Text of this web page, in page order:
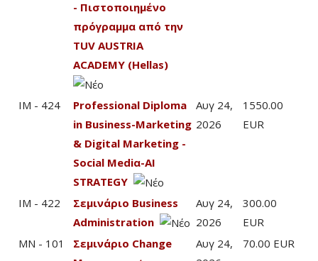
- Πιστοποιημένο
πρόγραμμα από την
TUV AUSTRIA
ACADEMY (Hellas)
IM - 424
Professional Diploma
in Business-Marketing
& Digital Marketing -
Social Mediα-AI
STRATEGY
Αυγ 24,
2026
1550.00
EUR
IM - 422
Σεμινάριο Business
Administration
Αυγ 24,
2026
300.00
EUR
MN - 101
Σεμινάριο Change
Αυγ 24,
70.00 EUR